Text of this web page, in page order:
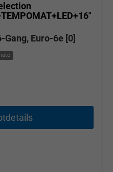
Gang, Euro-6e [0]